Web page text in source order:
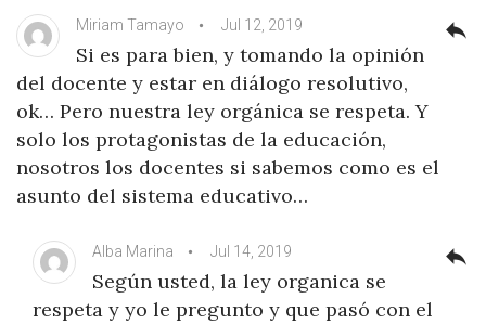
Miriam Tamayo Jul 12, 2019
Si es para bien, y tomando la opinión
del docente y estar en diálogo resolutivo,
ok… Pero nuestra ley orgánica se respeta. Y
solo los protagonistas de la educación,
nosotros los docentes si sabemos como es el
asunto del sistema educativo…
reply
Alba Marina Jul 14, 2019
Según usted, la ley organica se
respeta y yo le pregunto y que pasó con el
reply